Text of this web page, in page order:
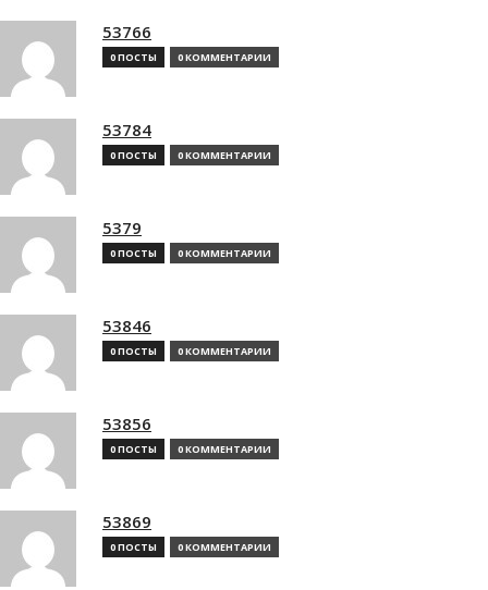
53766
0 ПОСТЫ 0 КОММЕНТАРИИ
53784
0 ПОСТЫ 0 КОММЕНТАРИИ
5379
0 ПОСТЫ 0 КОММЕНТАРИИ
53846
0 ПОСТЫ 0 КОММЕНТАРИИ
53856
0 ПОСТЫ 0 КОММЕНТАРИИ
53869
0 ПОСТЫ 0 КОММЕНТАРИИ